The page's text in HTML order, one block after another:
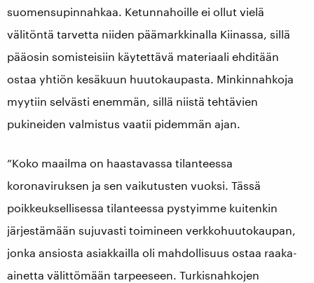
suomensupinnahkaa. Ketunnahoille ei ollut vielä
välitöntä tarvetta niiden päämarkkinalla Kiinassa, sillä
pääosin somisteisiin käytettävä materiaali ehditään
ostaa yhtiön kesäkuun huutokaupasta. Minkinnahkoja
myytiin selvästi enemmän, sillä niistä tehtävien
pukineiden valmistus vaatii pidemmän ajan.
”Koko maailma on haastavassa tilanteessa
koronaviruksen ja sen vaikutusten vuoksi. Tässä
poikkeuksellisessa tilanteessa pystyimme kuitenkin
järjestämään sujuvasti toimineen verkkohuutokaupan,
jonka ansiosta asiakkailla oli mahdollisuus ostaa raaka-
ainetta välittömään tarpeeseen. Turkisnahkojen